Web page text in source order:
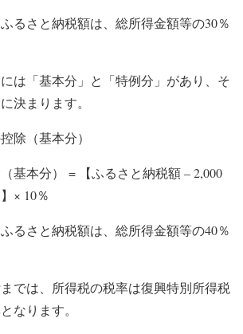
るさと納税額は、総所得金額等の30％
は「基本分」と「特例分」があり、そ
決まります。
除（基本分）
基本分） = 【ふるさと納税額 – 2,000
× 10％
るさと納税額は、総所得金額等の40％
では、所得税の税率は復興特別所得税
なります。